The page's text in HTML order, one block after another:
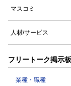
マスコミ
人材/サービス
フリートーク掲示板
業種・職種